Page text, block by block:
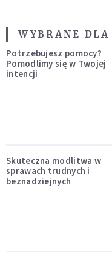
WYBRANE
Potrzebujesz pomocy?
Pomodlimy się w Twojej
intencji
Skuteczna modlitwa w
sprawach trudnych i
beznadziejnych